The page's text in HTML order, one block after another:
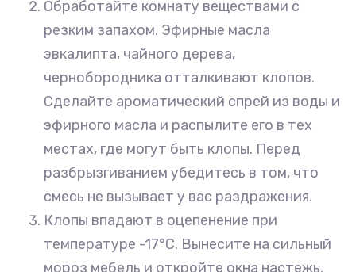
Обработайте комнату веществами с
резким запахом. Эфирные масла
эвкалипта, чайного дерева,
чернобородника отталкивают клопов.
Сделайте ароматический спрей из воды и
эфирного масла и распылите его в тех
местах, где могут быть клопы. Перед
разбрызгиванием убедитесь в том, что
смесь не вызывает у вас раздражения.
Клопы впадают в оцепенение при
температуре -17°С. Вынесите на сильный
мороз мебель и откройте окна настежь.